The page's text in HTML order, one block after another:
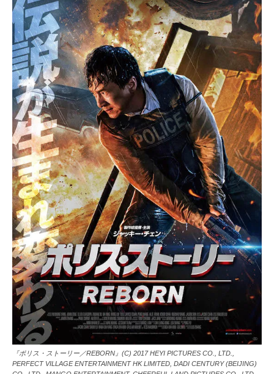
『ポリス・ストーリー／REBORN』(C) 2017 HEYI PICTURES CO., LTD.,
PERFECT VILLAGE ENTERTAINMENT HK LIMITED, DADI CENTURY (BEIJING)